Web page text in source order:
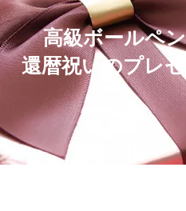
高級ボールペ
還暦祝いのプレ